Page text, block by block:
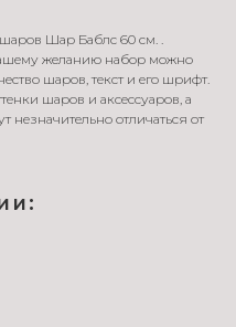
Шар Баблс 60 см. .
желанию набор можно
шаров, текст и его шрифт.
шаров и аксессуаров, а
незначительно отличаться от